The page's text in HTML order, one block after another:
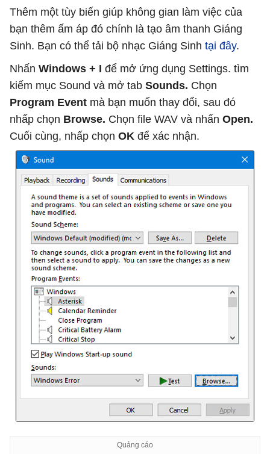
Thêm một tùy biến giúp không gian làm việc của
bạn thêm ấm áp đó chính là tạo âm thanh Giáng
Sinh. Bạn có thể tải bộ nhạc Giáng Sinh tại đây.
Nhấn Windows + I để mở ứng dụng Settings. tìm
kiếm mục Sound và mở tab Sounds. Chọn
Program Event mà bạn muốn thay đổi, sau đó
nhấp chọn Browse. Chọn file WAV và nhấn Open.
Cuối cùng, nhấp chọn OK để xác nhận.